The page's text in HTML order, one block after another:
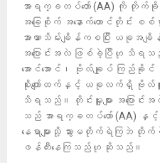
အာရက္ခတပ်တော် (AA) ကို တိုက်ခို
အခြေစိုက် အနောက်တောင်တိုင်း
အာဏာသိမ်းချိန်ကစပြီး ယခုအချိ
အပြောင်းအလဲ ဖြစ်ခဲ့ပြီဟု သိရသ
အောင်အောင်၊ ဗိုလ်ချုပ် ကြည်ခို
စိုးကျော်ထက်နှင့် ယခုလက်ရှိ ဗိုလ်မှူးခ
သိရသည်။ တိုင်းမှူးများ အပြောင်
သည် အာရက္ခတပ်တော် (AA) နှင့်
နေရာများသို့ သွားမတိုက်ရဲကြဘဲ တိုက်
ဖန်တီးနေကြသည်ဟု ဆိုသည်။